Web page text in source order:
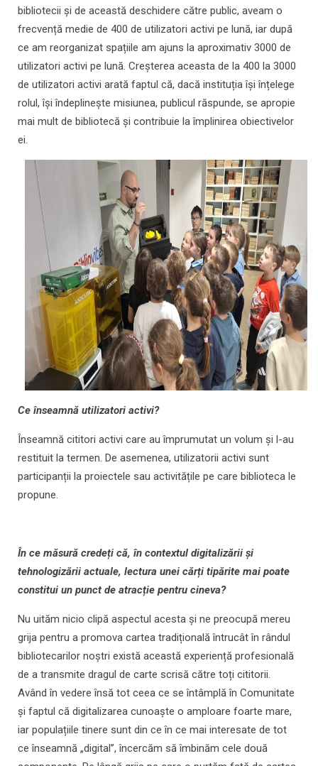
bibliotecii și de această deschidere către public, aveam o
frecvență medie de 400 de utilizatori activi pe lună, iar după
ce am reorganizat spațiile am ajuns la aproximativ 3000 de
utilizatori activi pe lună. Creșterea aceasta de la 400 la 3000
de utilizatori activi arată faptul că, dacă instituția își înțelege
rolul, își îndeplinește misiunea, publicul răspunde, se apropie
mai mult de bibliotecă și contribuie la împlinirea obiectivelor
ei.
Ce înseamnă utilizatori activi?
Înseamnă cititori activi care au împrumutat un volum și l-au
restituit la termen. De asemenea, utilizatorii activi sunt
participanții la proiectele sau activitățile pe care biblioteca le
propune.
În ce măsură credeți că, în contextul digitalizării și
tehnologizării actuale, lectura unei cărți tipărite mai poate
constitui un punct de atracție pentru cineva?
Nu uităm nicio clipă aspectul acesta și ne preocupă mereu
grija pentru a promova cartea tradițională întrucât în rândul
bibliotecarilor noștri există această experiență profesională
de a transmite dragul de carte scrisă către toți cititorii.
Având în vedere însă tot ceea ce se întâmplă în Comunitate
și faptul că digitalizarea cunoaște o amploare foarte mare,
iar populațiile tinere sunt din ce în ce mai interesate de tot
ce înseamnă „digital”, încercăm să îmbinăm cele două